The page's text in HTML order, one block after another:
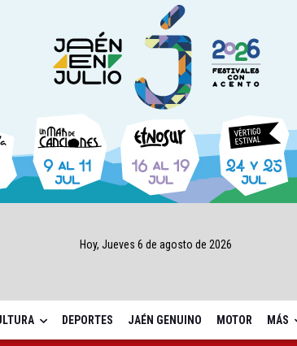
Hoy, Jueves 6 de agosto de 2026
DEPORTES JAÉN GENUINO MOTOR MÁS